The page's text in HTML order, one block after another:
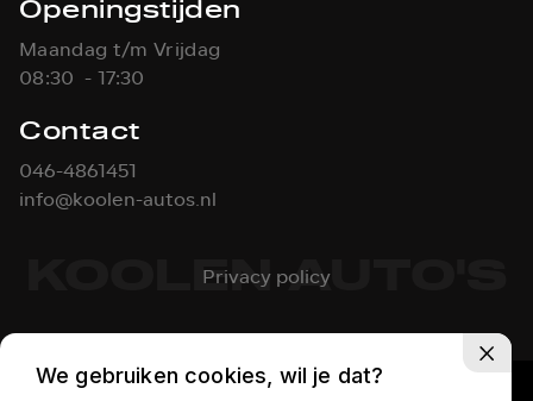
Openingstijden
Maandag t/m Vrijdag
08:30 - 17:30
Contact
046-4861451
info@koolen-autos.nl
KOOLEN AUTO'S
Privacy policy
We gebruiken cookies, wil je dat?